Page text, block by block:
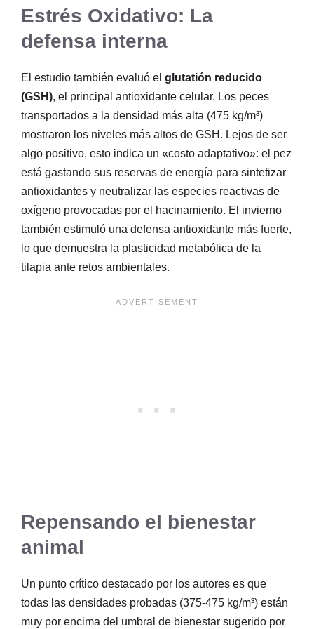
Estrés Oxidativo: La
defensa interna
El estudio también evaluó el glutatión reducido
(GSH), el principal antioxidante celular. Los peces
transportados a la densidad más alta (475 kg/m³)
mostraron los niveles más altos de GSH. Lejos de ser
algo positivo, esto indica un «costo adaptativo»: el pez
está gastando sus reservas de energía para sintetizar
antioxidantes y neutralizar las especies reactivas de
oxígeno provocadas por el hacinamiento. El invierno
también estimuló una defensa antioxidante más fuerte,
lo que demuestra la plasticidad metabólica de la
tilapia ante retos ambientales.
Repensando el bienestar
animal
Un punto crítico destacado por los autores es que
todas las densidades probadas (375-475 kg/m³) están
muy por encima del umbral de bienestar sugerido por